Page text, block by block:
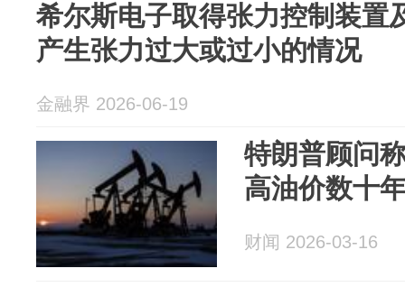
希尔斯电子取得张力控制装置
产生张力过大或过小的情况
金融界 2026-06-19
特朗普顾问
高油价数十
财闻 2026-03-16